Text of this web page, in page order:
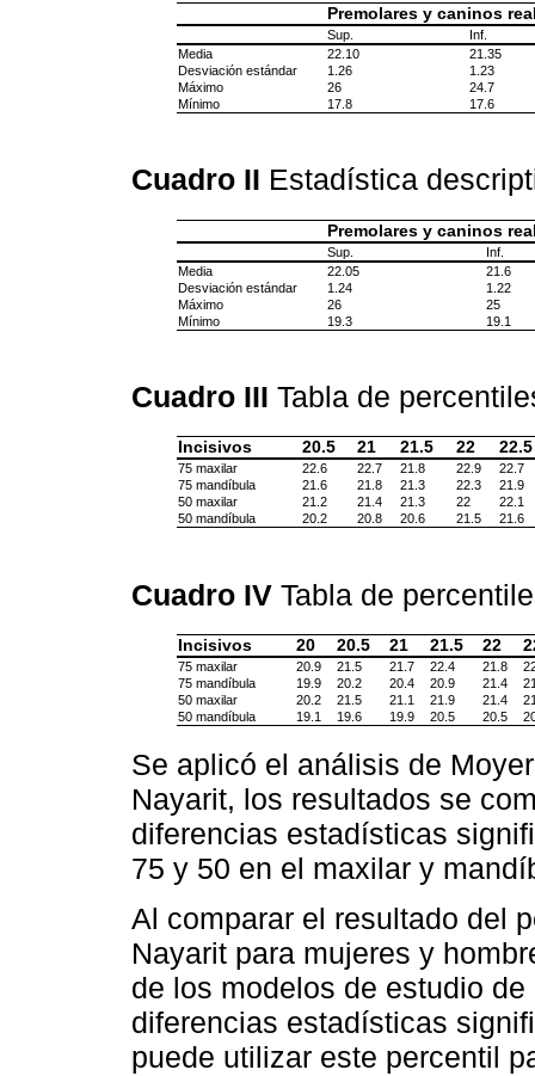
Premolares y caninos
Sup.
Inf.
Media
22.10
21.35
Desviación estándar
1.26
1.23
Máximo
26
24.7
Mínimo
17.8 17.6
Cuadro II Estadística
Premolares y caninos
Sup.
Inf.
Media
22.05
21.6
Desviación estándar
1.24
1.22
Máximo
26
25
Mínimo
19.3 19.1
Cuadro III Tabla de
Incisivos 20.5 21 21.5 22 22.5
75 maxilar 22.6 22.7 21.8 22.9
22.7
75 mandíbula
21.6 21.8 21.3 22.3
21.9
50 maxilar
21.2 21.4 21.3 22
22.1
50 mandíbula
20.2 20.8 20.6 21.5 21.6
Cuadro IV Tabla de
Incisivos 20 20.5 21 21.5 22
75 maxilar 20.9 21.5 21.7 22.4 21.8
75 mandíbula
19.9 20.2 20.4 20.9 21.4
50 maxilar
20.2 21.5 21.1 21.9 21.4
50 mandíbula
19.1 19.6 19.9 20.5 20.5
Se aplicó el análisis de
Nayarit, los resultados se
diferencias estadísticas
75 y 50 en el maxilar y
Al comparar el resultado del
Nayarit para mujeres y
de los modelos de estudio
diferencias estadísticas
puede utilizar este percentil